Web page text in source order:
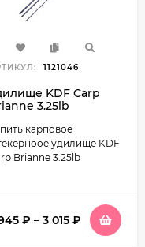
1121046
KDF Carp
3.25lb
карповое
удилище KDF
Brianne 3.25lb
₽ – 3 015 ₽